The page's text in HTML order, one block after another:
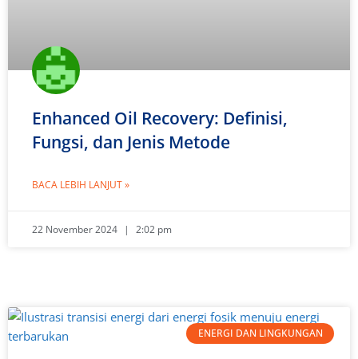
Enhanced Oil Recovery: Definisi,
Fungsi, dan Jenis Metode
BACA LEBIH LANJUT »
22 November 2024 2:02 pm
ENERGI DAN LINGKUNGAN